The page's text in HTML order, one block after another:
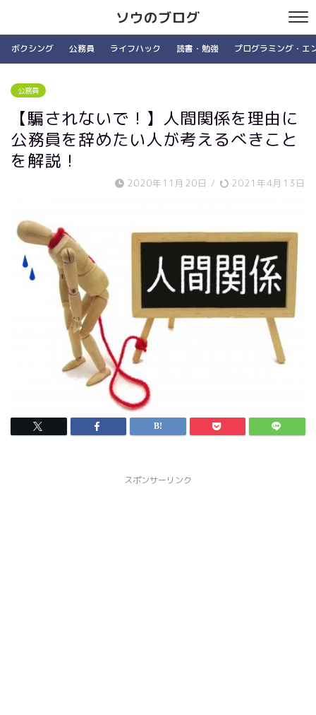
ソウのブログ
ボクシング 公務員 ライフハック 読書・勉強 プログラミング・エ
公務員
【騙されないで！】人間関係を理由に
公務員を辞めたい人が考えるべきこと
を解説！
2020年11月20日 / 2021年4月13日
スポンサーリンク